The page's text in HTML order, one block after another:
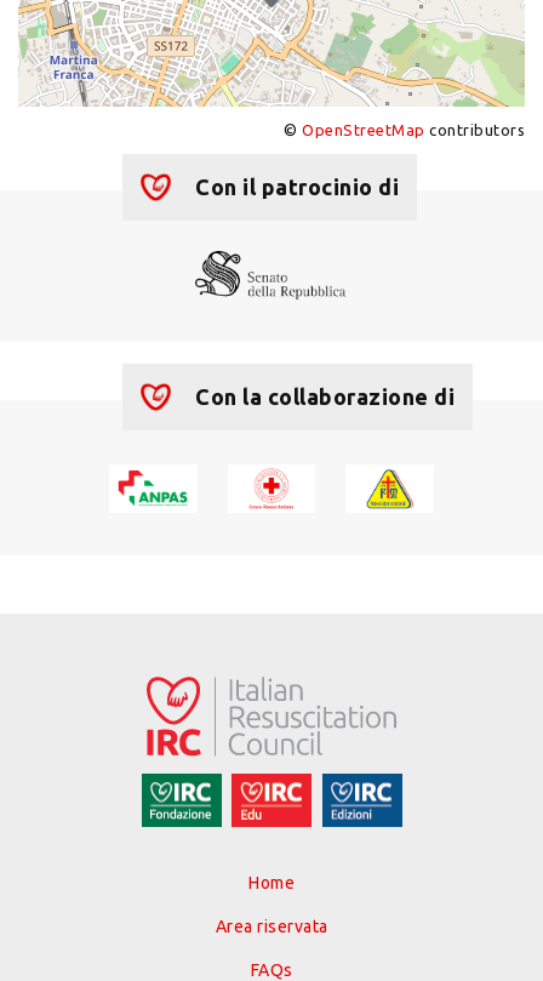
© OpenStreetMap contributors
Con il patrocinio di
Con la collaborazione di
Home
Area riservata
FAQs